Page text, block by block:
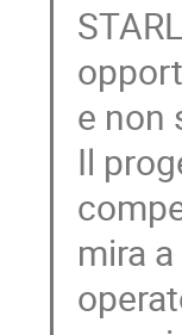
e non
Il
mira